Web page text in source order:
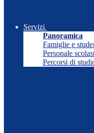
Servizi
Panoramica
Famiglie e
Personale
Percorsi di